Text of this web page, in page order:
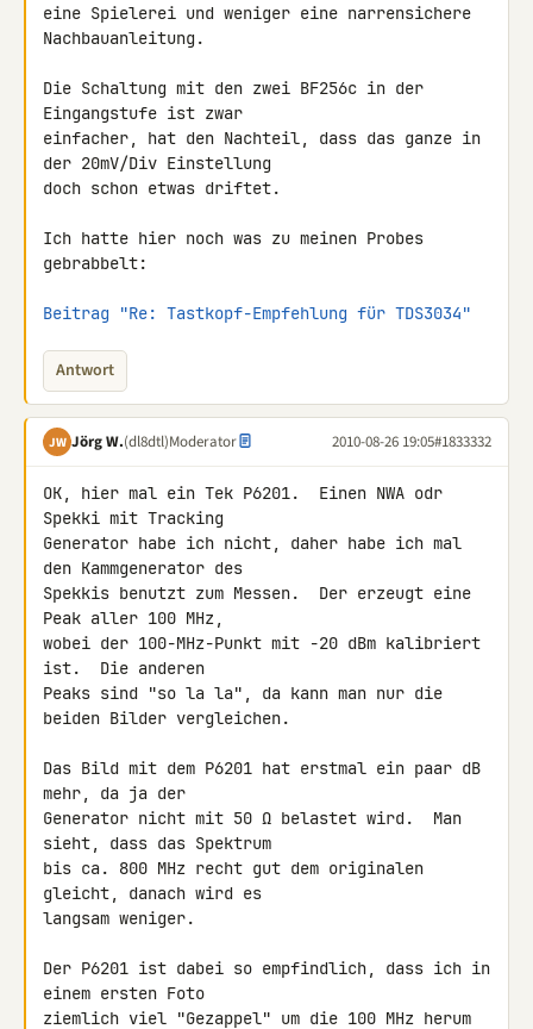
eine Spielerei und weniger eine narrensichere
Nachbauanleitung.
Die Schaltung mit den zwei BF256c in der
Eingangstufe ist zwar
einfacher, hat den Nachteil, dass das ganze in
der 20mV/Div Einstellung
doch schon etwas driftet.
Ich hatte hier noch was zu meinen Probes
gebrabbelt:
Beitrag "Re: Tastkopf-Empfehlung für TDS3034"
Antwort
JW Jörg W.(dl8dtl)Moderator 2010-08-26 19:05#1833332
OK, hier mal ein Tek P6201.  Einen NWA odr
Spekki mit Tracking
Generator habe ich nicht, daher habe ich mal
den Kammgenerator des
Spekkis benutzt zum Messen.  Der erzeugt eine
Peak aller 100 MHz,
wobei der 100-MHz-Punkt mit -20 dBm kalibriert
ist.  Die anderen
Peaks sind "so la la", da kann man nur die
beiden Bilder vergleichen.
Das Bild mit dem P6201 hat erstmal ein paar dB
mehr, da ja der
Generator nicht mit 50 Ω belastet wird.  Man
sieht, dass das Spektrum
bis ca. 800 MHz recht gut dem originalen
gleicht, danach wird es
langsam weniger.
Der P6201 ist dabei so empfindlich, dass ich in
einem ersten Foto
ziemlich viel "Gezappel" um die 100 MHz herum